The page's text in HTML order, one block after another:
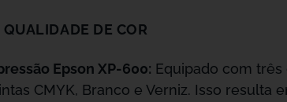
DE COR
Epson XP-600: Equipado com três
CMYK, Branco e Verniz. Isso